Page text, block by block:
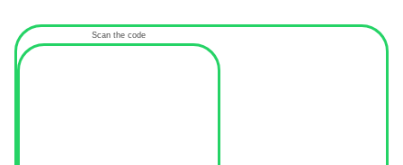
Scan the code